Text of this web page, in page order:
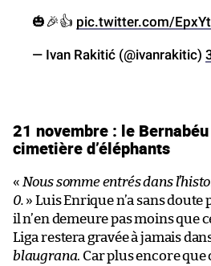
🎃🎉👍 pic.twitter.com/
— Ivan Rakitić (@ivanrakitic)
21 novembre : le
cimetière d’éléphants
« Nous somme entrés dans
0. » Luis Enrique n’a sans doute
il n’en demeure pas moins que
Liga restera gravée à jamais
blaugrana. Car plus encore que